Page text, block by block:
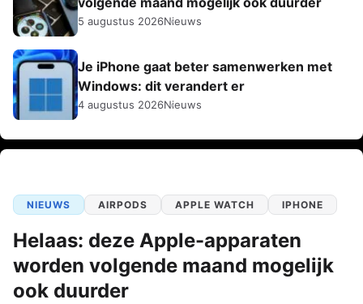
5 augustus 2026Nieuws
Je iPhone gaat beter samenwerken met
Windows: dit verandert er
4 augustus 2026Nieuws
NIEUWS AIRPODS APPLE WATCH IPHONE
Helaas: deze Apple-apparaten
worden volgende maand mogelijk
ook duurder